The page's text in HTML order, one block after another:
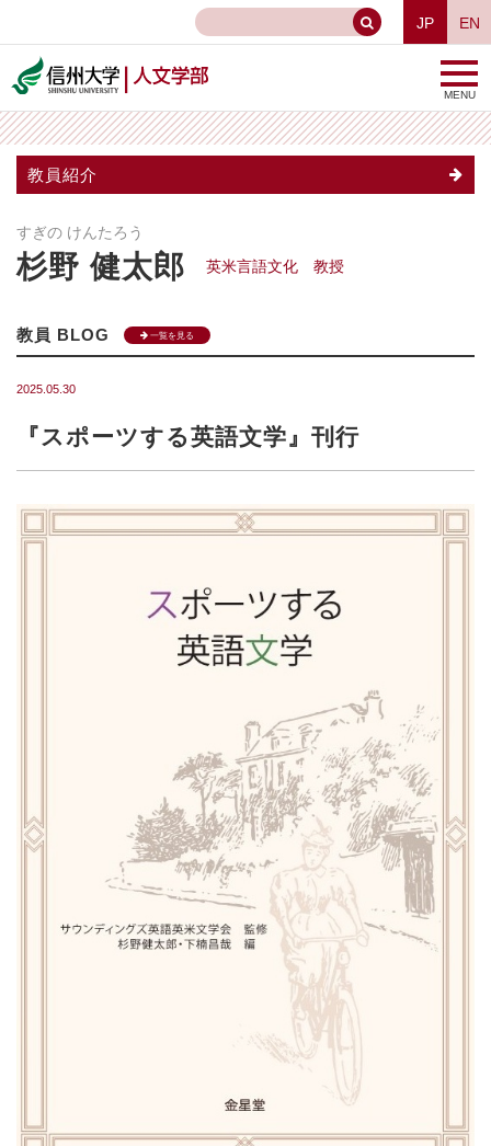
JP EN
MENU
教員紹介
すぎの けんたろう
杉野 健太郎 英米言語文化 教授
教員 BLOG 一覧を見る
2025.05.30
『スポーツする英語文学』刊行